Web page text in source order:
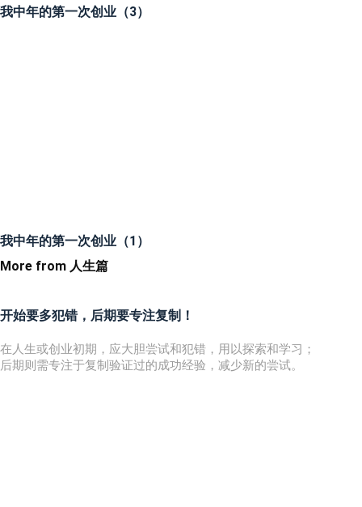
我中年的第一次创业（3）
我中年的第一次创业（1）
More from 人生篇
开始要多犯错，后期要专注复制！
在人生或创业初期，应大胆尝试和犯错，用以探索和学习；
后期则需专注于复制验证过的成功经验，减少新的尝试。